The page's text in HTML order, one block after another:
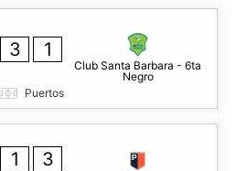
3 1
Club Santa Barbara - 6ta
Negro
Puertos
1 3